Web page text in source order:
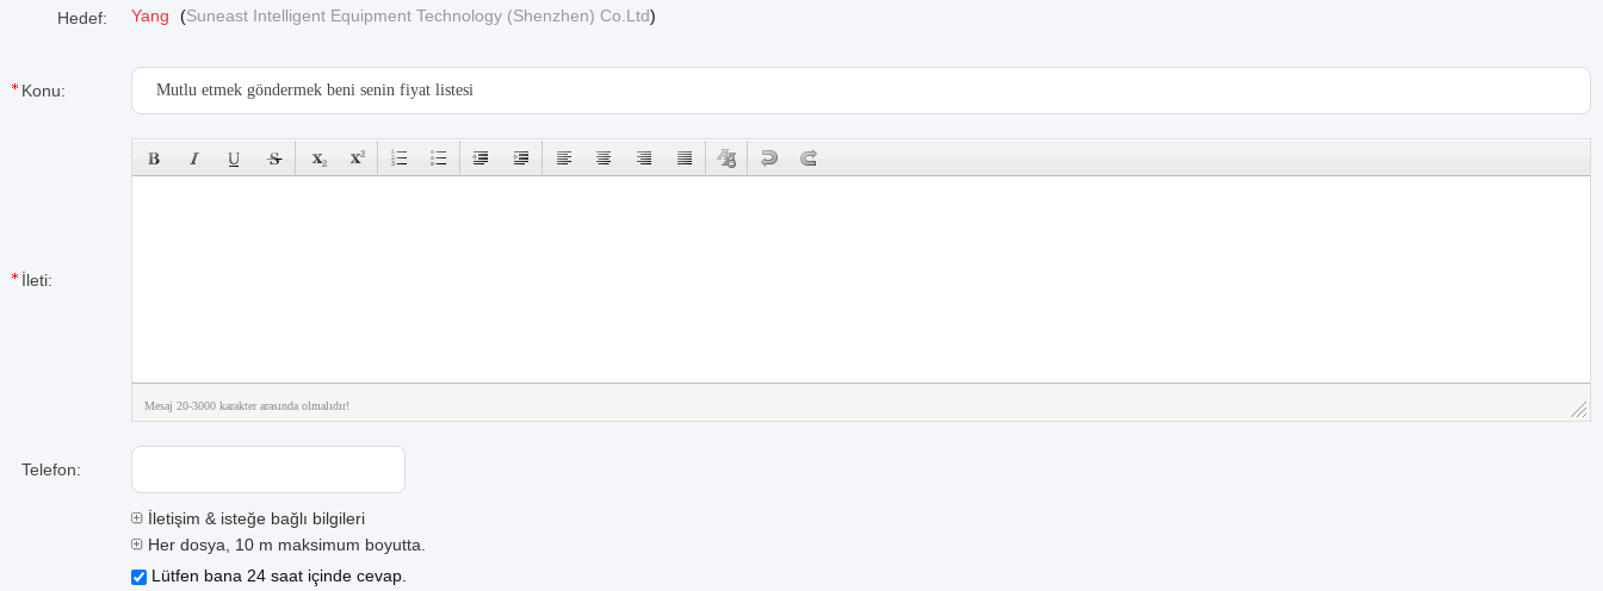
Hedef: Yang (Suneast Intelligent Equipment Technology (Shenzhen) Co.Ltd)
Konu:
İleti:
Mesaj 20-3000 karakter arasında olmalıdır!
Telefon:
İletişim & isteğe bağlı bilgileri
Her dosya, 10 m maksimum boyutta.
Lütfen bana 24 saat içinde cevap.